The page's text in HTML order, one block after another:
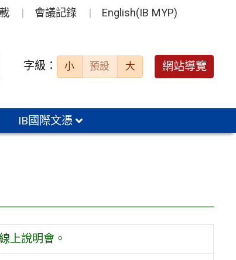
會議記錄 English(IB MYP)
字級： 小 預設 大 網站導覽
IB國際文憑
上說明會。